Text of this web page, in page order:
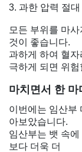
3. 과한 압력 절대
모든 부위를 마
것이 좋습니다.
과하게 하여 혈
극하게 되면 위
마치면서 한 마
이번에는 임산부
아보았습니다.
임산부는 뱃 속
보다 더욱 더